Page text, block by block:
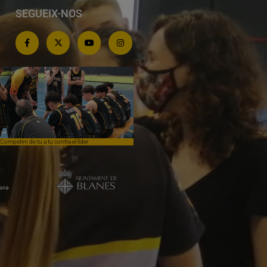
SEGUEIX-NOS
Competim de tu a tu contra el líder